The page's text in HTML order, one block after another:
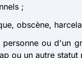
;
obscène,
ou d'un
ou un autre statut